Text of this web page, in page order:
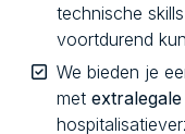
technische
voortdurend
We bieden je
met